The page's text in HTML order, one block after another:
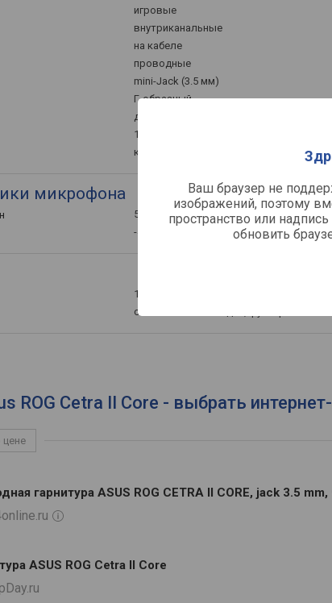
Ваш браузер не
изображений, поэтому
пространство или
обновить
игровые
внутриканальные
на кабеле
проводные
mini-Jack (3.5 мм)
Г-образный
двусторонний
1.25 м
круглый
микрофона
50 – 10000 Гц
-40 дБ
18 г
силиконовые насадки, футляр
ROG Cetra II Core - выбрать
цене
гарнитура ASUS ROG CETRA II CORE, jack 3.5
ASUS ROG Cetra II Core